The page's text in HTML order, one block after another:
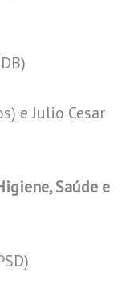
e Julio Cesar
Saúde e